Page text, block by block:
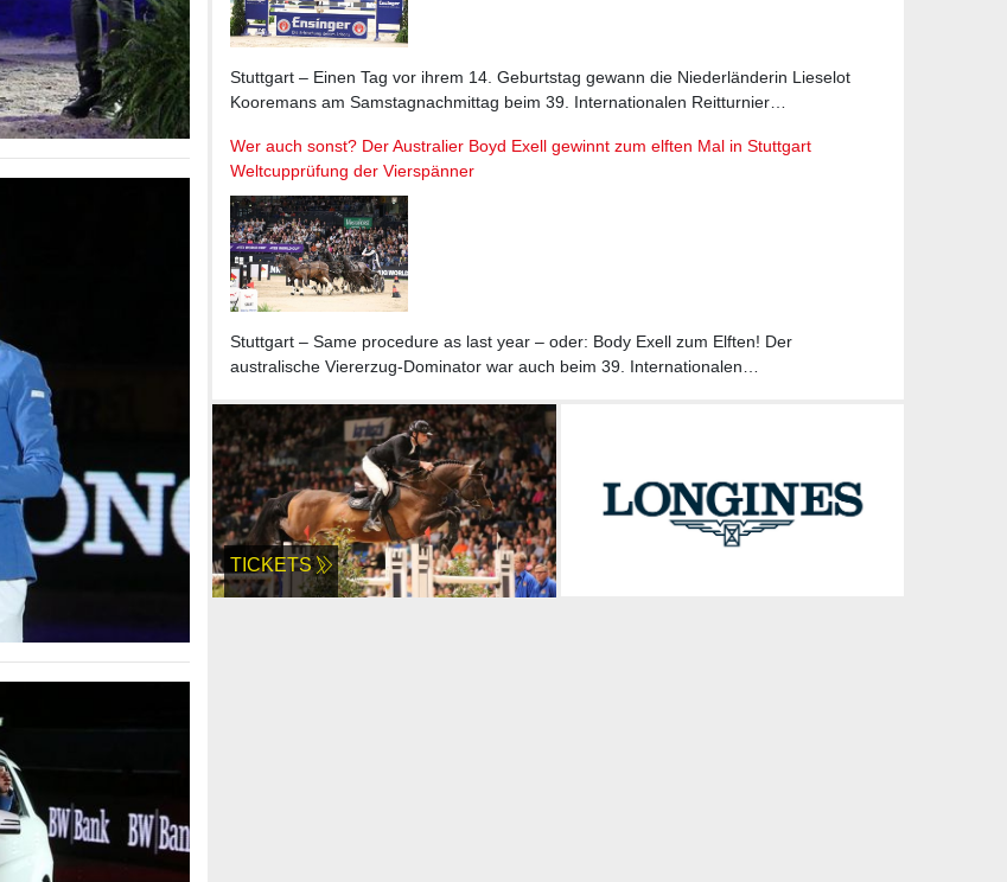
Stuttgart – Einen Tag vor ihrem 14. Geburtstag gewann die Niederländerin Lieselot
Kooremans am Samstagnachmittag beim 39. Internationalen Reitturnier…
Wer auch sonst? Der Australier Boyd Exell gewinnt zum elften Mal in Stuttgart
Weltcupprüfung der Vierspänner
Stuttgart – Same procedure as last year – oder: Body Exell zum Elften! Der
australische Viererzug-Dominator war auch beim 39. Internationalen…
TICKETS